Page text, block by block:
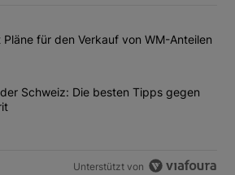
Liste der am meisten kommentierten
Titel "Fifa verwirft Pläne für den
für den Verkauf von WM-Anteilen
Titel "Tanken in der Schweiz: Die
Schweiz: Die besten Tipps gegen
Unterstützt von